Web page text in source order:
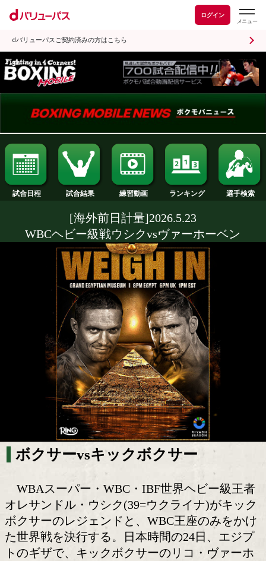
ログイン
dバリューパスご契約済みの方はこちら
試合日程 試合結果 練習動画 ランキング
[海外前日計量]2026.5.23
WBCヘビー級戦ウシクvsヴァーホー
ボクサーvsキックボクサー